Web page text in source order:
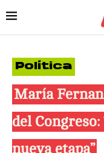
Política
María
del
nueva etapa”